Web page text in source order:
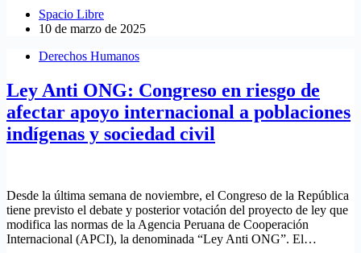
Spacio Libre
10 de marzo de 2025
Derechos Humanos
Ley Anti ONG: Congreso en riesgo de
afectar apoyo internacional a poblaciones
indígenas y sociedad civil
Desde la última semana de noviembre, el Congreso de la República
tiene previsto el debate y posterior votación del proyecto de ley que
modifica las normas de la Agencia Peruana de Cooperación
Internacional (APCI), la denominada “Ley Anti ONG”. El…